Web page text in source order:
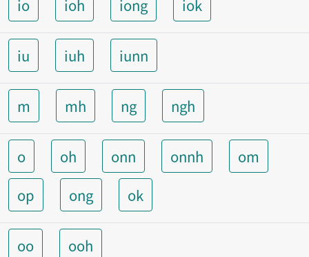
io ioh iong iok
iu iuh iunn
m mh ng ngh
o oh onn onnh
om
op
ong ok
oo ooh